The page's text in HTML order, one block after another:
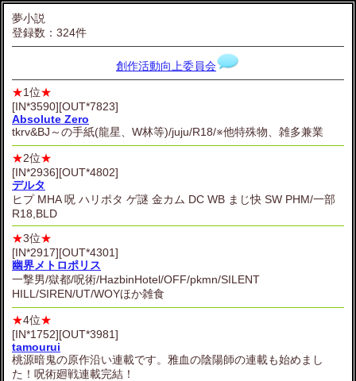
夢小説
登録数：324件
創作活動向上委員会
★1位★
[IN*3590][OUT*7823]
Absolute Zero
tkrv&BJ～の手紙(龍星、W林等)/juju/R18/※他特殊物、雑多兼業
★2位★
[IN*2936][OUT*4802]
デルタ
ヒプ MHA 呪 ハリポタ ゲ謎 金カム DC WB まじ快 SW PHM/一部
R18,BLD
★3位★
[IN*2917][OUT*4301]
幽界メトロポリス
一撃男/獄都/呪術/HazbinHotel/OFF/pkmn/SILENT
HILL/SIREN/UT/WOYほか雑食
★4位★
[IN*1752][OUT*3981]
tamourui
桃源暗鬼の原作沿い連載です。雅血の陰陽師の連載も始めまし
た！呪術廻戦連載完結！